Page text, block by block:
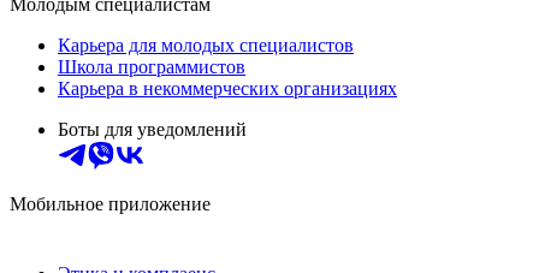
Молодым специалистам
Карьера для молодых специалистов
Школа программистов
Карьера в некоммерческих организациях
Боты для уведомлений
Мобильное приложение